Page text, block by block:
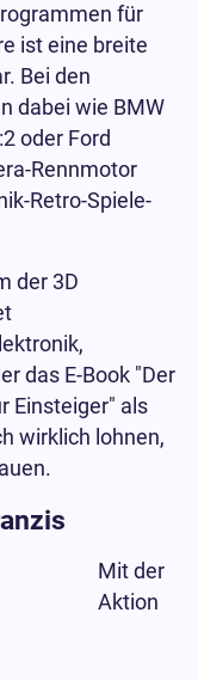
für
ist eine breite
Bei den
dabei wie BMW
oder Ford
Rennmotor
Retro-Spiele-
der 3D
das E-Book "Der
Einsteiger" als
wirklich lohnen,
Mit der
Aktion